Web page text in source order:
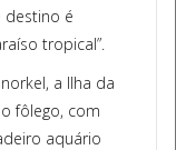
destino é
tropical”.
a Ilha da
fôlego, com
aquário